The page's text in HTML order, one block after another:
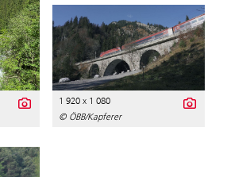
1 920 x 1 080
© ÖBB/Kapferer